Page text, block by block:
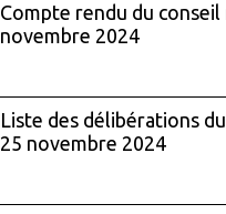
Compte rendu du conseil
novembre 2024
Liste des délibérations
25 novembre 2024